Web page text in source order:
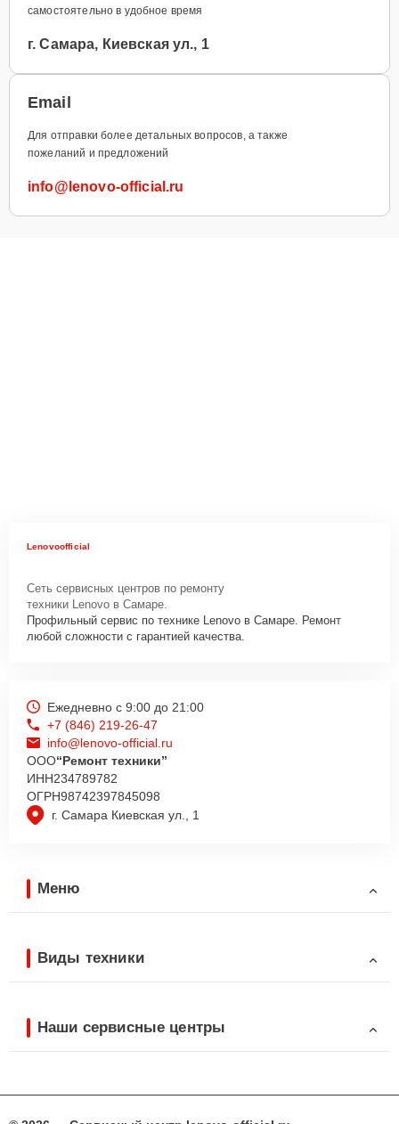
самостоятельно в удобное время
г. Самара, Киевская ул., 1
Email
Для отправки более детальных вопросов, а также
пожеланий и предложений
info@lenovo-official.ru
Lenovoofficial
Сеть сервисных центров по ремонту
техники Lenovo в Самаре.
Профильный сервис по технике Lenovo в Самаре. Ремонт
любой сложности с гарантией качества.
г. Самара Киевская ул., 1
Ежедневно с 9:00 до 21:00
+7 (846) 219-26-47
info@lenovo-official.ru
ООО“Ремонт техники”
ИНН234789782
ОГРН98742397845098
Меню
Виды техники
Наши сервисные центры